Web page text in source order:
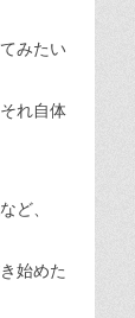
みたい
れ自体
ど、
始めた